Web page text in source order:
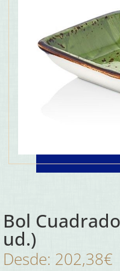
Bol
ud.)
Desde: 202,38€